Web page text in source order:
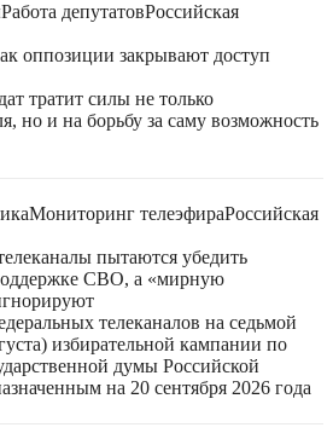
Работа депутатовРоссийская
оппозиции закрывают доступ
тратит силы не только
но и на борьбу за саму возможность
Мониторинг телеэфираРоссийская
пытаются убедить
СВО, а «мирную
телеканалов на седьмой
избирательной кампании по
думы Российской
на 20 сентября 2026 года